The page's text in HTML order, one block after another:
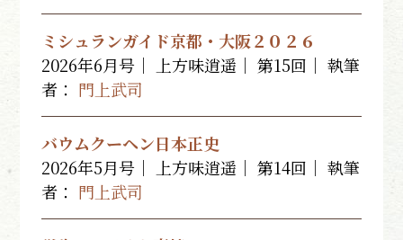
ミシュランガイド京都・大阪２０２６
2026年6月号｜ 上方味逍遥｜ 第15回｜執筆
者： 門上武司
バウムクーヘン日本正史
2026年5月号｜ 上方味逍遥｜ 第14回｜執筆
者： 門上武司